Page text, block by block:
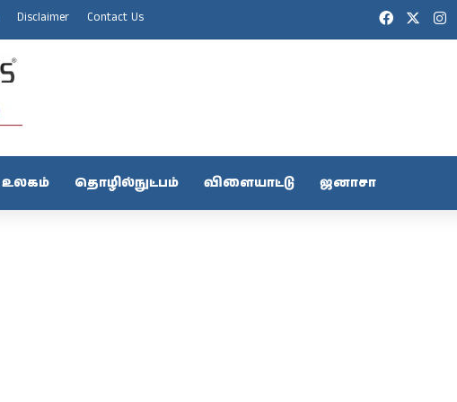
Disclaimer Contact Us Facebook
உலகம் தொழில்நுட்பம் விளையாட்டு ஜனாசா